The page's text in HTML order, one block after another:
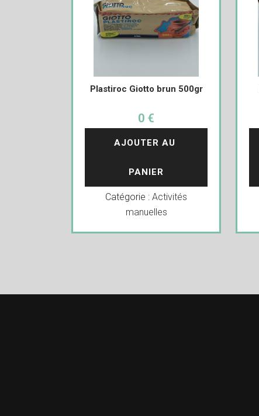
Plastiroc Giotto brun 500gr
0 €
AJOUTER AU
PANIER
Catégorie :Activités
manuelles